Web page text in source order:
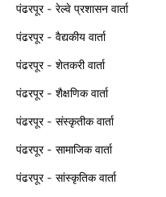
पंढरपूर - रेल्वे प्रशासन वार्ता
पंढरपूर - वैद्यकीय वार्ता
पंढरपूर - शेतकरी वार्ता
पंढरपूर - शैक्षणिक वार्ता
पंढरपूर - संस्कृतीक वार्ता
पंढरपूर - सामाजिक वार्ता
पंढरपूर - सांस्कृतिक वार्ता